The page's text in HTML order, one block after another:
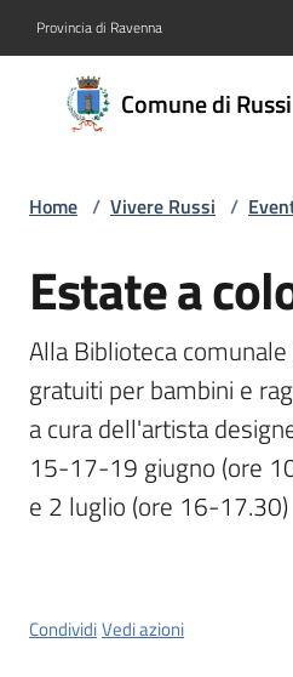
Provincia di Ravenna
Comune di Russi
Comune
di Russi
Amministrazione
Novità
Servizi
Vivere
Menu selezionato
uffici
Home / Vivere Russi /
Salta al contenuto
Estate a
Alla Biblioteca
gratuiti per bambini e
a cura dell'artista
15-17-19 giugno (ore
e 2 luglio (ore 16-17.30)
CondividiVedi azioni